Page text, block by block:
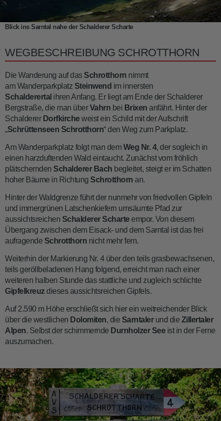
Blick ins Sarntal nahe der Schalderer Scharte
WEGBESCHREIBUNG SCHROTTHORN
Die Wanderung auf dasSchrotthorn nimmt
am Wanderparkplatz Steinwend im innersten
Schalderertal ihren Anfang. Er liegt am Ende der Schalderer
Bergstraße, die man überVahrn bei Brixen anfährt. Hinter der
Schalderer Dorfkircheweist ein Schild mit der Aufschrift
„Schrüttenseen Schrotthorn“ den Weg zum Parkplatz.
Am Wanderparkplatz folgt man demWeg Nr. 4, der sogleich in
einen harzduftenden Wald eintaucht. Zunächst vom fröhlich
plätschernden Schalderer Bach begleitet, steigt er im Schatten
hoher Bäume in Richtung Schrotthorn an.
Hinter der Waldgrenze führt der nunmehr von friedvollen Gipfeln
und immergrünen Latschenkiefern umsäumte Pfad zur
aussichtsreichen Schalderer Scharteempor. Von diesem
Übergang zwischen dem Eisack- und dem Sarntal ist das frei
aufragende Schrotthorn nicht mehr fern.
Weiterhin der Markierung Nr. 4 über den teils grasbewachsenen,
teils geröllbeladenen Hang folgend, erreicht man nach einer
weiteren halben Stunde das stattliche und zugleich schlichte
Gipfelkreuz dieses aussichtsreichen Gipfels.
Auf 2.590 m Höhe erschließt sich hier ein weitreichender Blick
über die westlichen Dolomiten, die Sarntalerund die Zillertaler
Alpen. Selbst der schimmernde Durnholzer Seeist in der Ferne
auszumachen.